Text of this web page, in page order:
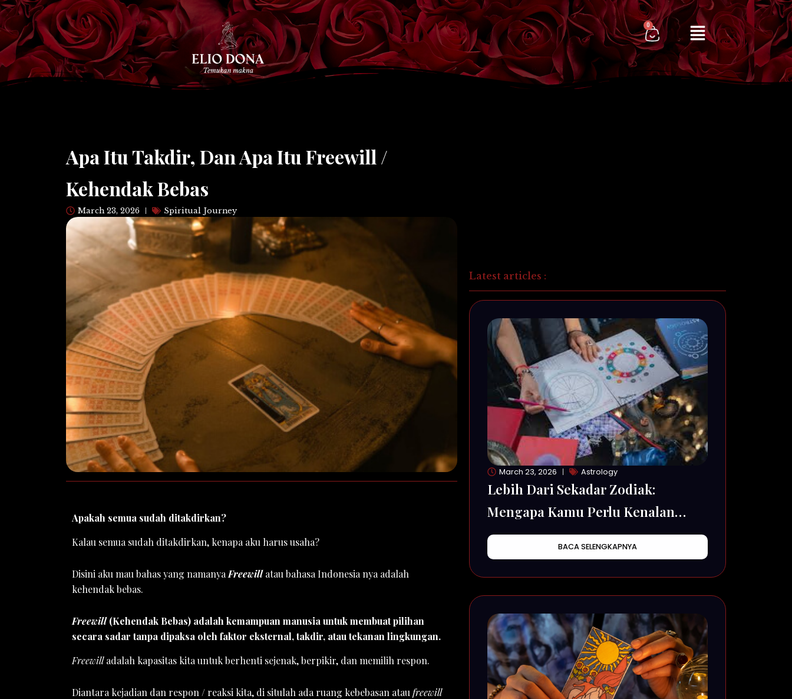
Skip
to
content
0
Cart
Apa Itu Takdir, Dan Apa Itu Freewill /
Kehendak Bebas
March 23, 2026 Spiritual Journey
Apakah semua sudah ditakdirkan?
Kalau semua sudah ditakdirkan, kenapa aku harus usaha?
Disini aku mau bahas yang namanya Freewill atau bahasa Indonesia nya adalah
kehendak bebas.
Freewill(Kehendak Bebas) adalah kemampuan manusia untuk membuat pilihan
secara sadar tanpa dipaksa oleh faktor eksternal, takdir, atau tekanan lingkungan.
Freewilladalah kapasitas kita untuk berhenti sejenak, berpikir, dan memilih respon.
Diantara kejadian dan respon / reaksi kita, di situlah ada ruang kebebasan atau freewill
Latest articles :
March 23, 2026 Astrology
Lebih Dari Sekadar Zodiak:
Mengapa Kamu Perlu Kenalan
dengan “The Big Three”
BACA SELENGKAPNYA